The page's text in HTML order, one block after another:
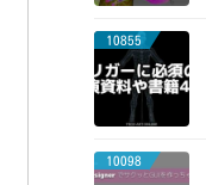
10855
10098